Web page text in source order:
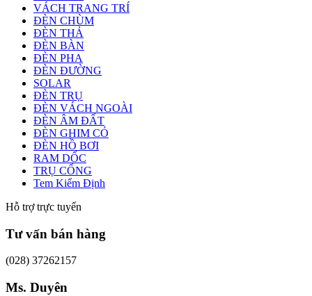
VÁCH TRANG TRÍ
ĐÈN CHÙM
ĐÈN THẢ
ĐÈN BÀN
ĐÈN PHA
ĐÈN ĐƯỜNG
SOLAR
ĐÈN TRỤ
ĐÈN VÁCH NGOÀI
ĐÈN ÂM ĐẤT
ĐÈN GHIM CỎ
ĐÈN HỒ BƠI
RAM DỐC
TRỤ CỔNG
Tem Kiểm Định
Hỗ trợ trực tuyến
Tư vấn bán hàng
(028) 37262157
Ms. Duyên